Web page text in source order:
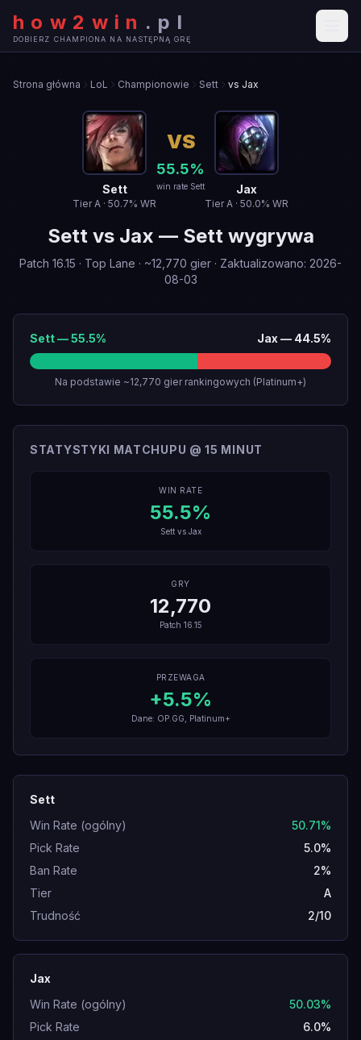
how2win . pl
DOBIERZ CHAMPIONA NA NASTĘPNĄ GRĘ
Strona główna LoL Championowie Sett vs Jax
Sett
TierA · 50.7% WR
VS
55.5%
win rate Sett Jax
TierA · 50.0% WR
Settvs Jax — Sett wygrywa
Patch 16.15 · Top Lane · ~12,770 gier · Zaktualizowano: 2026-
08-03
Sett—55.5% Jax — 44.5%
Na podstawie ~12,770 gier rankingowych (Platinum+)
STATYSTYKI MATCHUPU @ 15 MINUT
WIN RATE
55.5%
Settvs Jax
GRY
12,770
Patch 16.15
PRZEWAGA
+5.5%
Dane: OP.GG, Platinum+
Sett
Win Rate (ogólny)
50.71%
Pick Rate
5.0%
Ban Rate
2%
Tier
A
Trudność
2/10
Jax
Win Rate (ogólny)
50.03%
Pick Rate
6.0%